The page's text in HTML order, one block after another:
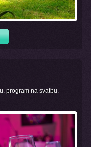
program na svatbu.